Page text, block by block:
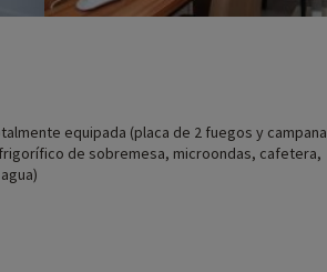
equipada (placa de 2 fuegos y campana
de sobremesa, microondas, cafetera,